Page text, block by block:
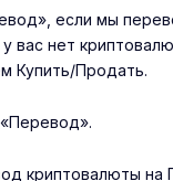
если мы
у вас нет
Купить/Продать.